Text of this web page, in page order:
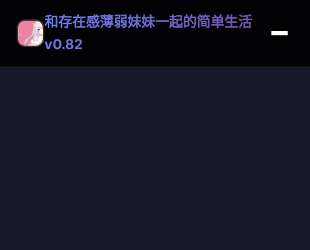
和存在感薄弱妹妹一起的简单生活
v0.82